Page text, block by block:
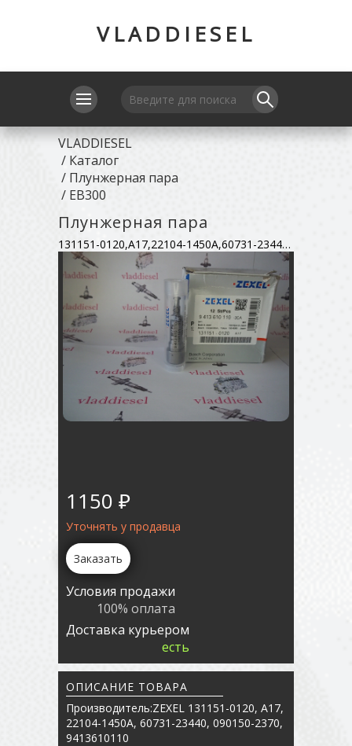
VLADDIESEL
VLADDIESEL
/ Каталог
/ Плунжерная пара
/ EB300
Плунжерная пара
131151-0120,A17,22104-1450A,60731-23440,090150-2370,9413610110
1150 ₽
Уточнять у продавца
Заказать
Условия продажи
100% оплата
Доставка курьером
есть
ОПИСАНИЕ ТОВАРА
Производитель:ZEXEL 131151-0120, A17,
22104-1450A, 60731-23440, 090150-2370,
9413610110